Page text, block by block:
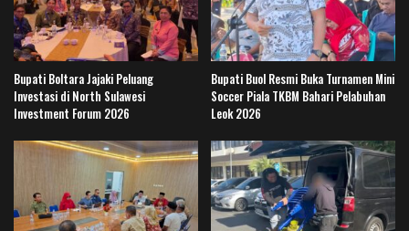
Bupati Boltara Jajaki Peluang
Investasi di North Sulawesi
Investment Forum 2026
Bupati Buol Resmi Buka Turnamen Mini
Soccer Piala TKBM Bahari Pelabuhan
Leok 2026